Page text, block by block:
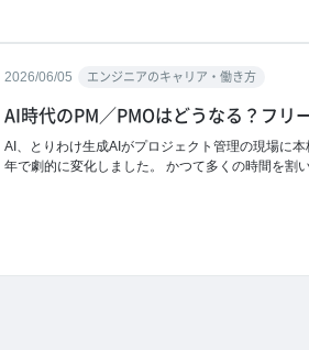
2026/06/05 エンジニアのキャリア・働き方
AI時代のPM／PMOはどうなる？フリ
AI、とりわけ生成AIがプロジェクト管理の現場に
年で劇的に変化しました。 かつて多くの時間を割